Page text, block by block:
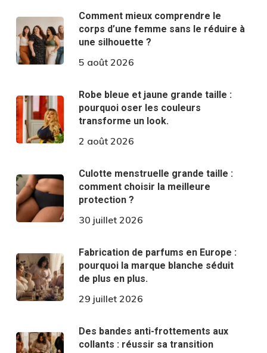
Comment mieux comprendre le
corps d’une femme sans le réduire à
une silhouette ?
5 août 2026
Robe bleue et jaune grande taille :
pourquoi oser les couleurs
transforme un look.
2 août 2026
Culotte menstruelle grande taille :
comment choisir la meilleure
protection ?
30 juillet 2026
Fabrication de parfums en Europe :
pourquoi la marque blanche séduit
de plus en plus.
29 juillet 2026
Des bandes anti-frottements aux
collants : réussir sa transition